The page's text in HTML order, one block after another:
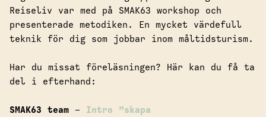
Reiseliv var med på SMAK63 workshop och
presenterade metodiken. En mycket värdefull
teknik för dig som jobbar inom måltidsturism.
Har du missat föreläsningen? Här kan du få ta
del i efterhand:
SMAK63 team – Intro ”skapa